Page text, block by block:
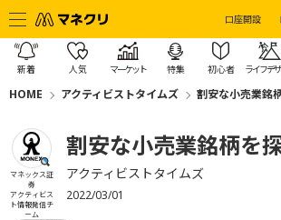
口座開設
新着 人気 マーケット 特集 初心者 ライフデ
HOME アクティビストタイムズ 割安な小売業銘
マネックス証
券
アクティビス
ト情報発信チ
ーム
割安な小売業銘柄を
アクティビストタイムズ
2022/03/01